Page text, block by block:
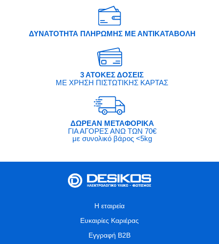
ΔΥΝΑΤΟΤΗΤΑ ΠΛΗΡΩΜΗΣ ΜΕ ΑΝΤΙΚΑΤΑΒΟΛΗ
3 ΑΤΟΚΕΣ ΔΟΣΕΙΣ
ΜΕ ΧΡΗΣΗ ΠΙΣΤΩΤΙΚΗΣ ΚΑΡΤΑΣ
ΔΩΡΕΑΝ ΜΕΤΑΦΟΡΙΚΑ
ΓΙΑ ΑΓΟΡΕΣ ΑΝΩ ΤΩΝ 70€
με συνολικό βάρος <5kg
Η εταιρεία
Ευκαιρίες Καριέρας
Εγγραφή B2B